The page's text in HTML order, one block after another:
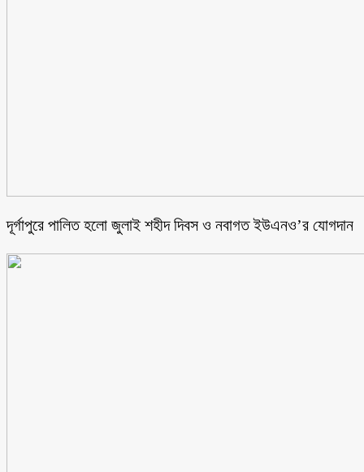
‎দূর্গাপুরে পালিত হলো জুলাই শহীদ দিবস ও নবাগত ইউএনও’র যোগদান ‎